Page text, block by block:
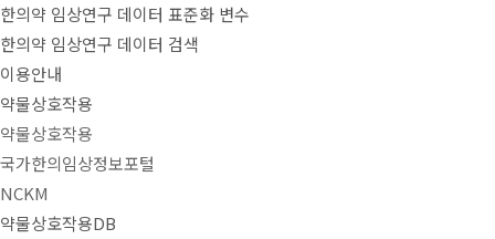
한의약 임상연구 데이터 표준화 변수
한의약 임상연구 데이터 검색
이용안내
약물상호작용
약물상호작용
국가한의임상정보포털
NCKM
약물상호작용DB